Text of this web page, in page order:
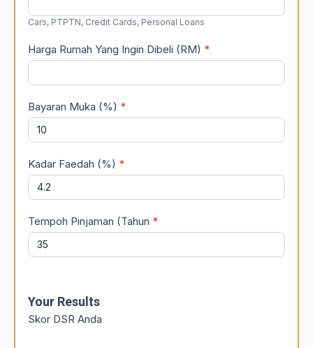
Cars, PTPTN, Credit Cards, Personal Loans
Harga Rumah Yang Ingin Dibeli (RM) *
Bayaran Muka (%) *
Kadar Faedah (%) *
Tempoh Pinjaman (Tahun *
Your Results
Skor DSR Anda